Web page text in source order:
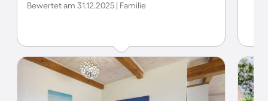
etwas besser sein, aber deshalb eine Stern weniger wird
Bewertet am 31.12.2025 | Familie